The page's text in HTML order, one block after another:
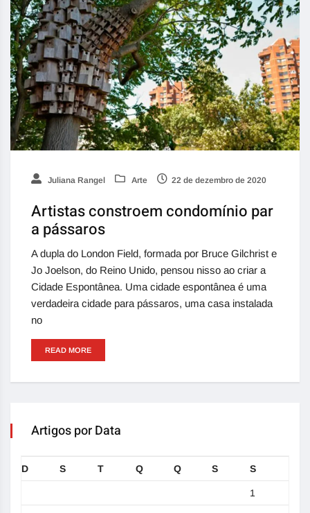
Juliana Rangel Arte 22 de dezembro de 2020
Artistas constroem condomínio par
a pássaros
A dupla do London Field, formada por Bruce Gilchrist e
Jo Joelson, do Reino Unido, pensou nisso ao criar a
Cidade Espontânea. Uma cidade espontânea é uma
verdadeira cidade para pássaros, uma casa instalada
no
READ MORE
Artigos por Data
D S T Q Q S S
1